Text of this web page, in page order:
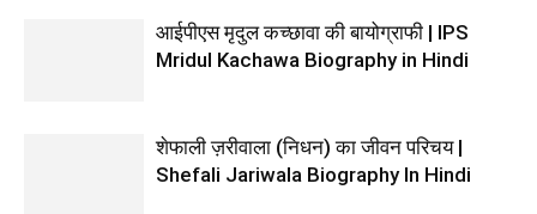
आईपीएस मृदुल कच्छावा की बायोग्राफी | IPS
Mridul Kachawa Biography in Hindi
शेफाली ज़रीवाला (निधन) का जीवन परिचय |
Shefali Jariwala Biography In Hindi